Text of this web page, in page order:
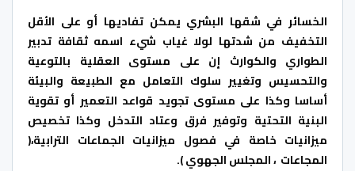
الخسائر في شقها البشري يمكن تفاديها أو على الأقل
التخفيف من شدتها لولا غياب شيء اسمه ثقافة تدبير
الطواري والكوارث إن على مستوى العقلية بالتوعية
والتحسيس وتغيير سلوك التعامل مع الطبيعة والبيئة
أساسا وكذا على مستوى تجويد قواعد التعمير أو تقوية
البنية التحتية وتوفير فرق وعتاد التدخل وكذا تخصيص
ميزانيات خاصة في فصول ميزانيات الجماعات الترابية،(
المجاعات ، المجلس الجهوي ).